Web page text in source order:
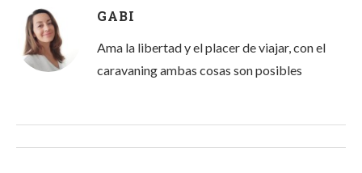
GABI
Ama la libertad y el placer de viajar, con el
caravaning ambas cosas son posibles